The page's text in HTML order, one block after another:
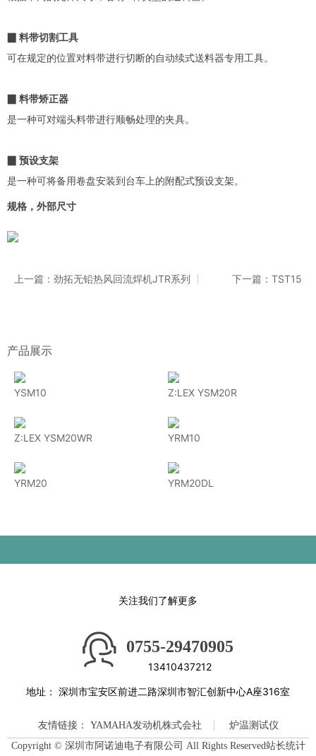
▉ 料带切割工具
可在规定的位置对料带进行切断的自动续式送料器专用工具。
▉ 料带矫正器
是一种可对端头料带进行顺畅处理的夹具。
▉ 预设支架
是一种可将备用卷盘安装到台车上的附配式预设支架。
规格，外部尺寸
上一篇：劲拓无铅热风回流焊机JTR系列 下一篇：TST15
产品展示
YSM10 Z:LEX YSM20R
Z:LEX YSM20WR YRM10
YRM20 YRM20DL
关注我们了解更多
0755-29470905
13410437212
地址： 深圳市宝安区前进二路深圳市智汇创新中心A座316室
友情链接： YAMAHA发动机株式会社
炉温测试仪
Copyright © 深圳市阿诺迪电子有限公司 All Rights Reserved站长统计